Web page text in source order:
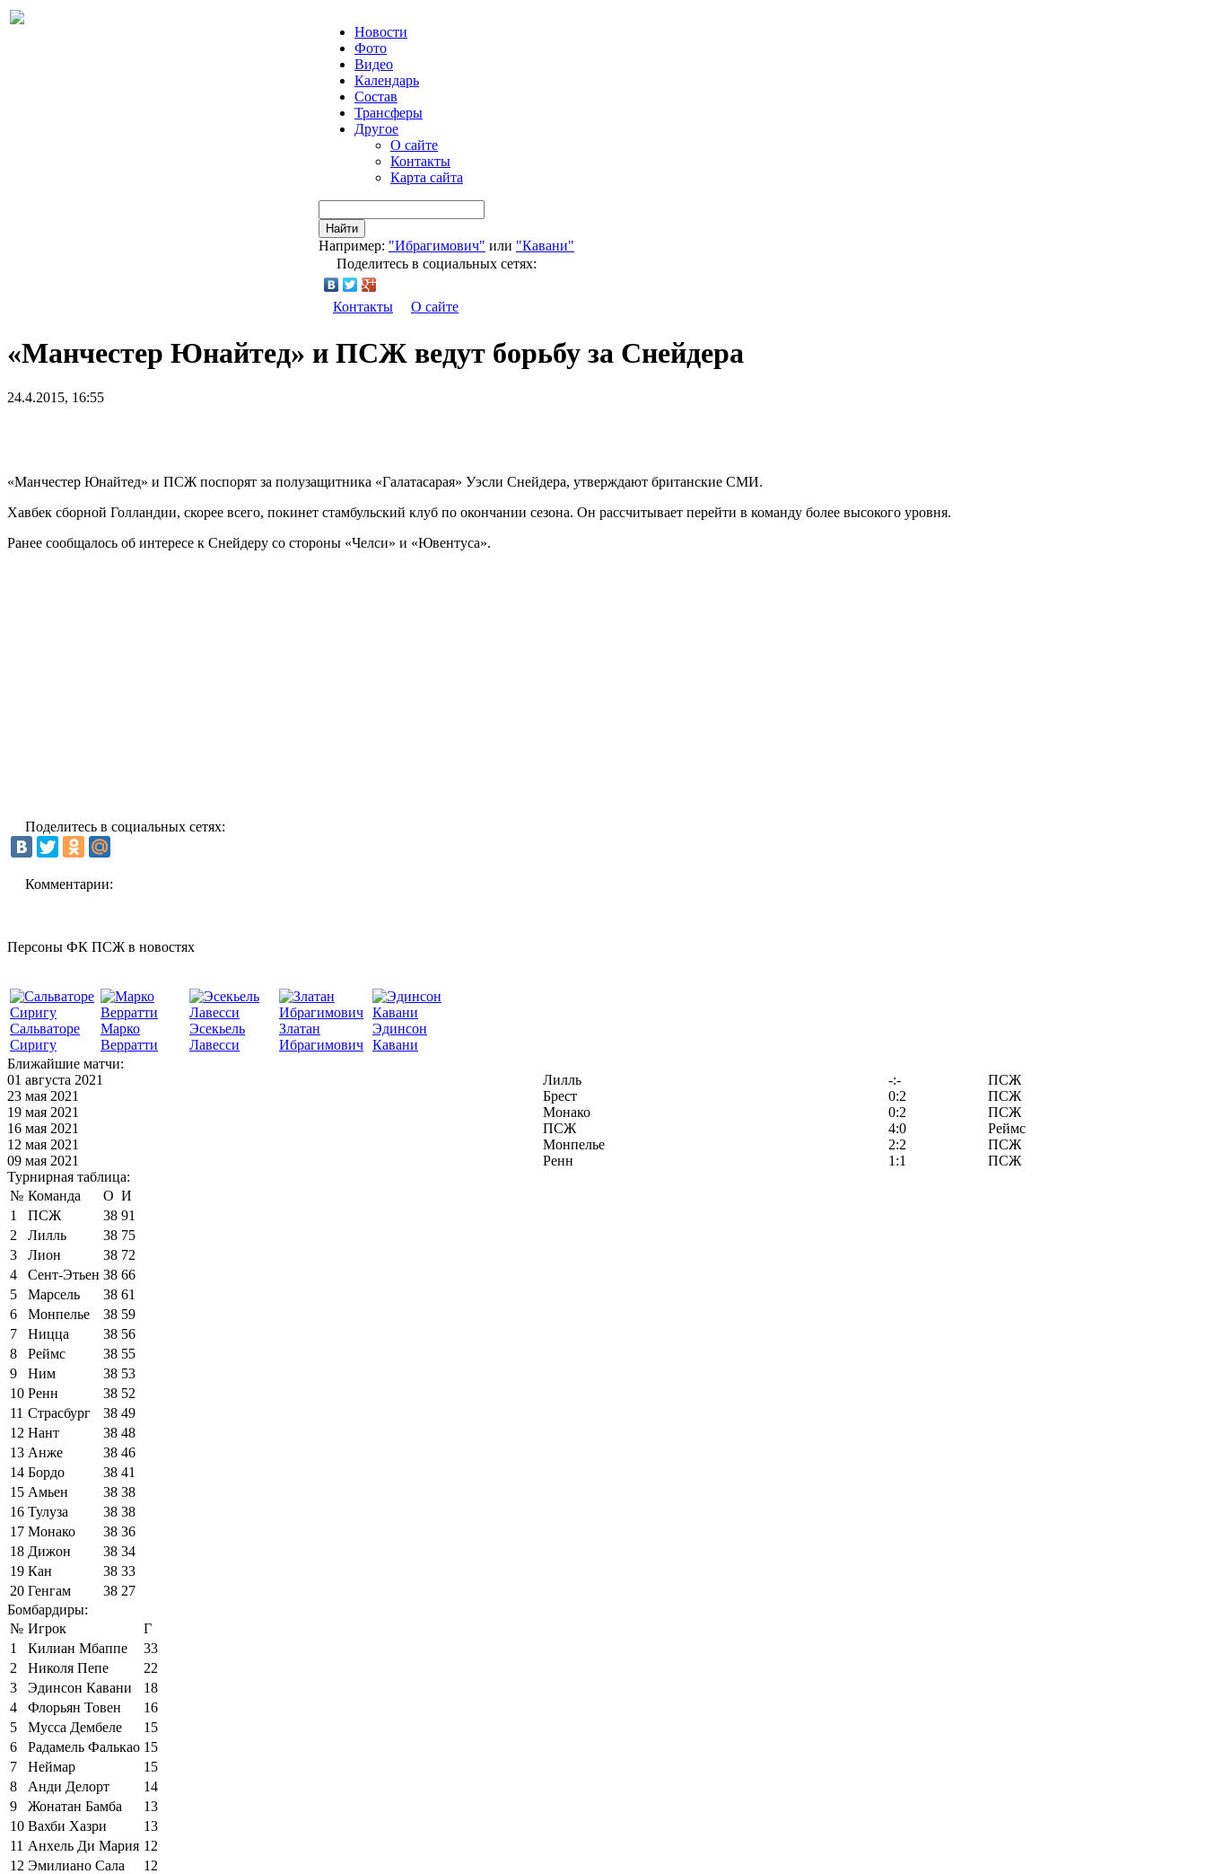
Новости
Фото
Видео
Календарь
Состав
Трансферы
Другое
О сайте
Контакты
Карта сайта
Найти
Например: "Ибрагимович" или "Кавани"
Поделитесь в социальных сетях:
Контакты О сайте
«Манчестер Юнайтед» и ПСЖ ведут борьбу за Снейдера
24.4.2015, 16:55
«Манчестер Юнайтед» и ПСЖ поспорят за полузащитника «Галатасарая» Уэсли Снейдера, утверждают британские СМИ.
Хавбек сборной Голландии, скорее всего, покинет стамбульский клуб по окончании сезона. Он рассчитывает перейти в команду более высокого уровня.
Ранее сообщалось об интересе к Снейдеру со стороны «Челси» и «Ювентуса».
Поделитесь в социальных сетях:
Комментарии:
Персоны ФК ПСЖ в новостях
Сальваторе
Сиригу
Марко
Верратти
Эсекьель
Лавесси
Златан
Ибрагимович
Эдинсон
Кавани
Ближайшие матчи:
01 августа 2021
Лилль -:-
ПСЖ
23 мая 2021
Брест 0:2
ПСЖ
19 мая 2021
Монако 0:2
ПСЖ
16 мая 2021
ПСЖ 4:0
Реймс
12 мая 2021
Монпелье 2:2
ПСЖ
09 мая 2021
Ренн 1:1
ПСЖ
Турнирная таблица:
№ Команда О И
1
ПСЖ 38 91
2
Лилль 38 75
3
Лион 38 72
4
Сент-Этьен 38 66
5
Марсель 38 61
6
Монпелье 38 59
7
Ницца 38 56
8
Реймс 38 55
9
Ним 38 53
10 Ренн 38 52
11 Страсбург 38 49
12 Нант 38 48
13 Анже 38 46
14 Бордо 38 41
15 Амьен 38 38
16 Тулуза 38 38
17 Монако 38 36
18 Дижон 38 34
19 Кан 38 33
20 Генгам 38 27
Бомбардиры:
№ Игрок
Г
1
Килиан Мбаппе
33
2
Николя Пепе
22
3
Эдинсон Кавани
18
4
Флорьян Товен
16
5
Мусса Дембеле
15
6
Радамель Фалькао 15
7
Неймар
15
8
Анди Делорт
14
9
Жонатан Бамба
13
10 Вахби Хазри
13
11 Анхель Ди Мария 12
12 Эмилиано Сала
12